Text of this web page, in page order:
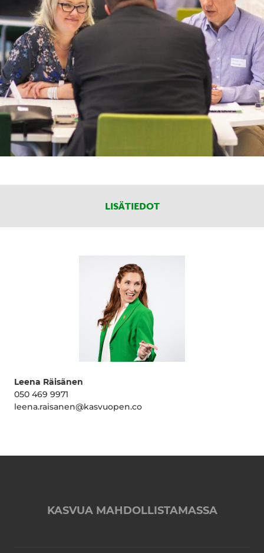
LISÄTIEDOT
Leena Räisänen
050 469 9971
leena.raisanen@kasvuopen.co
KASVUA MAHDOLLISTAMASSA